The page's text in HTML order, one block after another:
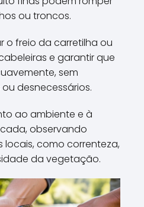
ou troncos.
o freio da carretilha ou
e garantir que
sem
desnecessários.
ao ambiente e à
observando
locais, como correnteza,
da vegetação.